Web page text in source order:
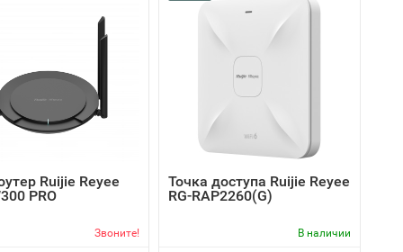
Ruijie Reyee
PRO
Звоните!
Точка доступа Ruijie Reyee
RG-RAP2260(G)
В наличии